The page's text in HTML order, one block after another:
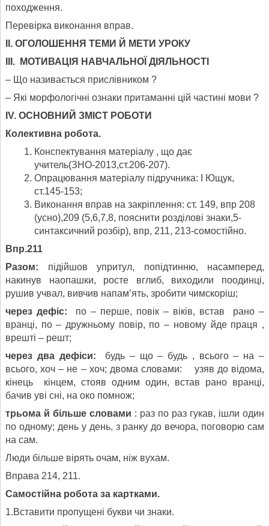
походження.
Перевірка виконання вправ.
II. ОГОЛОШЕННЯ ТЕМИ Й МЕТИ УРОКУ
III. МОТИВАЦІЯ НАВЧАЛЬНОЇ ДІЯЛЬНОСТІ
– Що називається прислівником ?
– Які морфологічні ознаки притаманні цій частині мови ?
IV. ОСНОВНИЙ ЗМІСТ РОБОТИ
Колективна робота.
Конспектування матеріалу , що дає
учитель(ЗНО-2013,ст.206-207).
Опрацювання матеріалу підручника: І Ющук,
ст.145-153;
Виконання вправ на закріплення: ст. 149, впр 208
(усно),209 (5,6,7,8, пояснити розділові знаки,5-
синтаксичний розбір), впр, 211, 213-сомостійно.
Впр.211
Разом: підійшов упритул, попідтинню, насамперед,
накинув наопашки, росте вглиб, виходили поодинці,
рушив учвал, вивчив напам’ять, зробити чимскоріш;
через дефіс: по – перше, повік – віків, встав рано –
вранці, по – дружньому повір, по – новому йде праця ,
врешті – решт;
через два дефіси: будь – що – будь , всього – на –
всього, хоч – не – хоч; двома словами: узяв до відома,
кінець кінцем, стояв одним один, встав рано вранці,
бачив уві сні, на око помнож;
трьома й більше словами : раз по раз гукав, ішли один
по одному; день у день, з ранку до вечора, поговорю сам
на сам.
Люди більше вірять очам, ніж вухам.
Вправа 214, 211.
Самостійна робота за картками.
1.Вставити пропущені букви чи знаки.